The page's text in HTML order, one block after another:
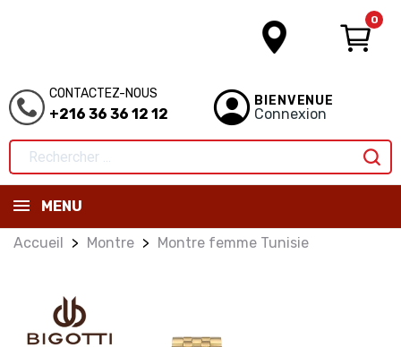
0
CONTACTEZ-NOUS
+216 36 36 12 12
BIENVENUE
Connexion
MENU
Accueil Montre Montre femme Tunisie